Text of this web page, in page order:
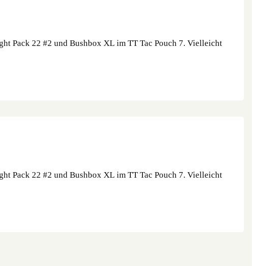
Pack 22 #2 und Bushbox XL im TT Tac Pouch 7. Vielleicht
Pack 22 #2 und Bushbox XL im TT Tac Pouch 7. Vielleicht